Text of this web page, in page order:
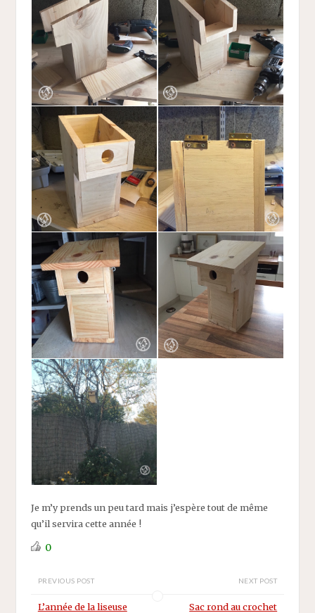
Je m’y prends un peu tard mais j’espère tout de même
qu’il servira cette année !
0
PREVIOUS POST
L’année de la liseuse
NEXT POST
Sac rond au crochet